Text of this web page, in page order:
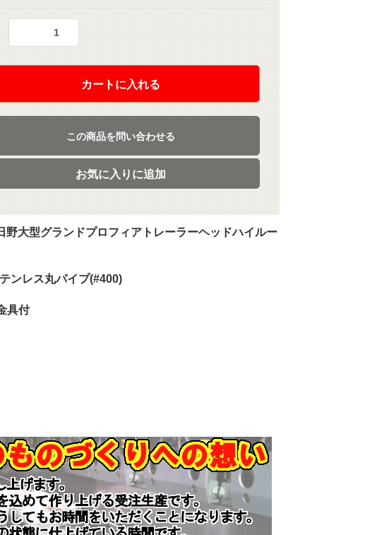
カートに入れる
この商品を問い合わせる
お気に入りに追加
野大型グランドプロフィアトレーラーヘッドハイルー
ンレス丸パイプ(#400)
具付